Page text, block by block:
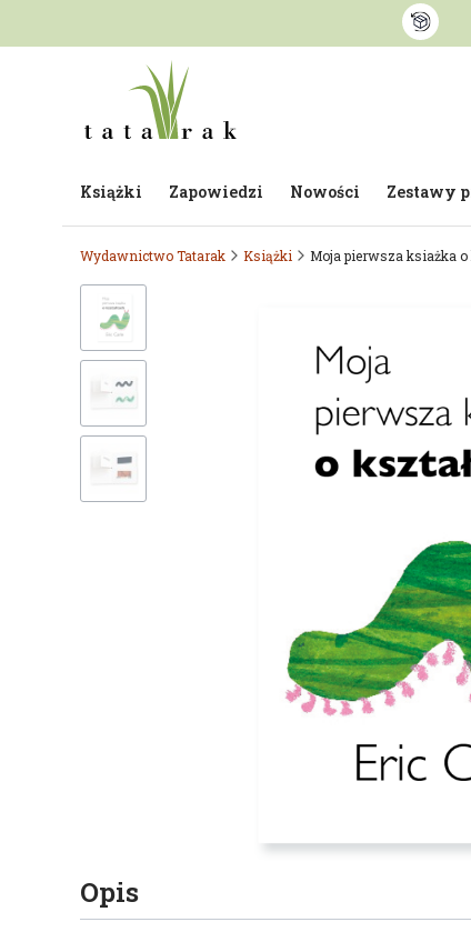
Książki Zapowiedzi Nowości Zestawy
Wydawnictwo Tatarak Książki Moja pierwsza ksiażka o
Opis